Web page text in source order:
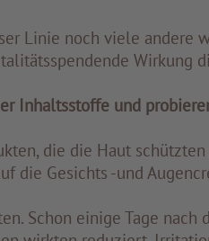
Linie noch viele andere
Wirkung
Inhaltsstoffe und
die die Haut
die Gesichts -und
Schon einige Tage